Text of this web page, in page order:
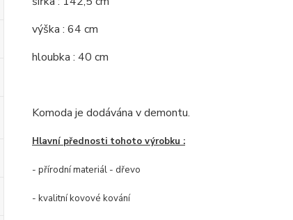
výška : 64 cm
hloubka : 40 cm
Komoda je dodávána v demontu.
Hlavní přednosti tohoto výrobku :
- přírodní materiál - dřevo
- kvalitní kovové kování